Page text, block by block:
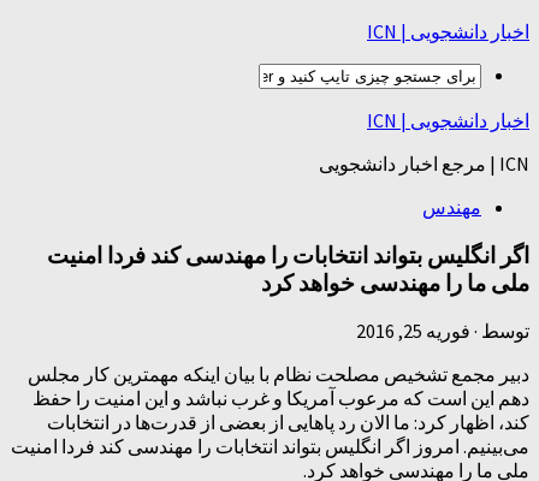
اخبار دانشجویی | ICN
اخبار دانشجویی | ICN
ICN | مرجع اخبار دانشجویی
مهندس
اگر انگلیس بتواند انتخابات را مهندسی کند فردا امنیت
ملی ما را مهندسی خواهد کرد
توسط · فوریه 25, 2016
دبیر مجمع تشخیص مصلحت نظام با بیان اینکه مهمترین کار مجلس
دهم این است که مرعوب آمریکا و غرب نباشد و این امنیت را حفظ
کند، اظهار کرد: ما الان رد پاهایی از بعضی از قدرت‌ها در انتخابات
می‌بینیم. امروز اگر انگلیس بتواند انتخابات را مهندسی کند فردا امنیت
ملی ما را مهندسی خواهد کرد.